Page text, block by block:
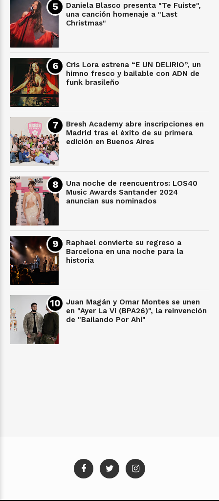
Daniela Blasco presenta "Te Fuiste",
una canción homenaje a "Last
Christmas"
Cris Lora estrena “E UN DELIRIO”, un
himno fresco y bailable con ADN de
funk brasileño
Bresh Academy abre inscripciones en
Madrid tras el éxito de su primera
edición en Buenos Aires
Una noche de reencuentros: LOS40
Music Awards Santander 2024
anuncian sus nominados
Raphael convierte su regreso a
Barcelona en una noche para la
historia
Juan Magán y Omar Montes se unen
en "Ayer La Vi (BPA26)", la reinvención
de "Bailando Por Ahí"